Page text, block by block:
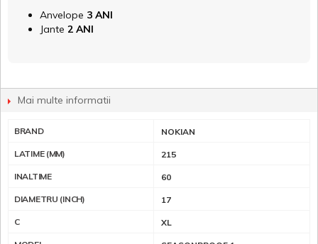
Anvelope 3 ANI
Jante 2 ANI
Mai multe informatii
BRAND NOKIAN
LATIME (MM) 215
INALTIME 60
DIAMETRU (INCH) 17
C XL